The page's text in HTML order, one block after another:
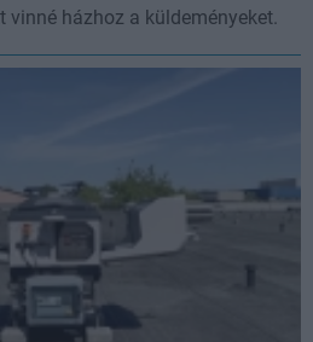
házhoz a küldeményeket.